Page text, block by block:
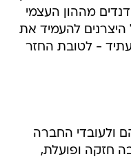
מההון העצמי
להעמיד את
- לטובת החזר
ולעובדי החברה
חזקה ופועלת,